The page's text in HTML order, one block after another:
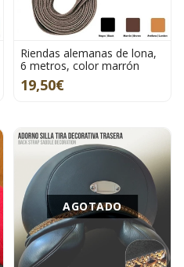
Riendas alemanas de lona,
6 metros, color marrón
19,50€
AGOTADO